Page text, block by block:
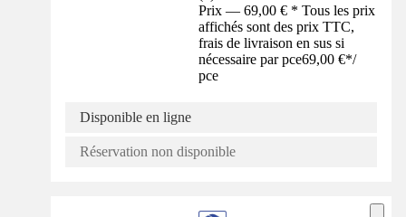
Prix — 69,00 € * Tous les prix
affichés sont des prix TTC,
frais de livraison en sus si
nécessaire par pce69,00 €*/
pce
Disponible en ligne
Réservation non disponible